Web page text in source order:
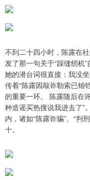
不到二十四小时，陈露在
发了那一句关于“踩缝纫机
她的潜台词很直接：我没
传着“陈露因敲诈勒索已锒
的重要一环。 陈露随后在
种造谣买热搜说我进去了”
内，诸如“陈露诈骗”、“判
十。